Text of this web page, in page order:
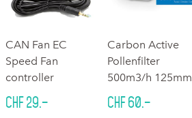
CAN Fan EC
Speed Fan
controller
CHF 29.–
Carbon Active
Pollenfilter
500m3/h 125mm
CHF 60.–